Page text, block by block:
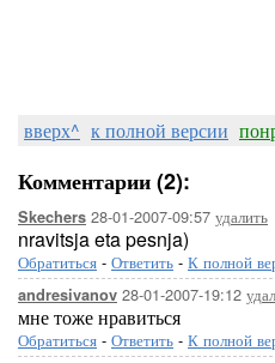
вверх^ к полной версии
Комментарии (2):
Skechers 28-01-2007-09:57 удалить
nravitsja eta pesnja)
Обратиться - Ответить - К полной
andresivanov 28-01-2007-19:12
мне тоже нравиться
Обратиться - Ответить - К полной